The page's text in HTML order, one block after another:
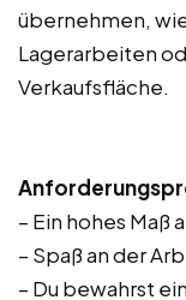
übernehmen,
Lagerarbeiten
Verkaufsfläche.
– Ein hohes Maß
– Spaß an der
– Du bewahrst